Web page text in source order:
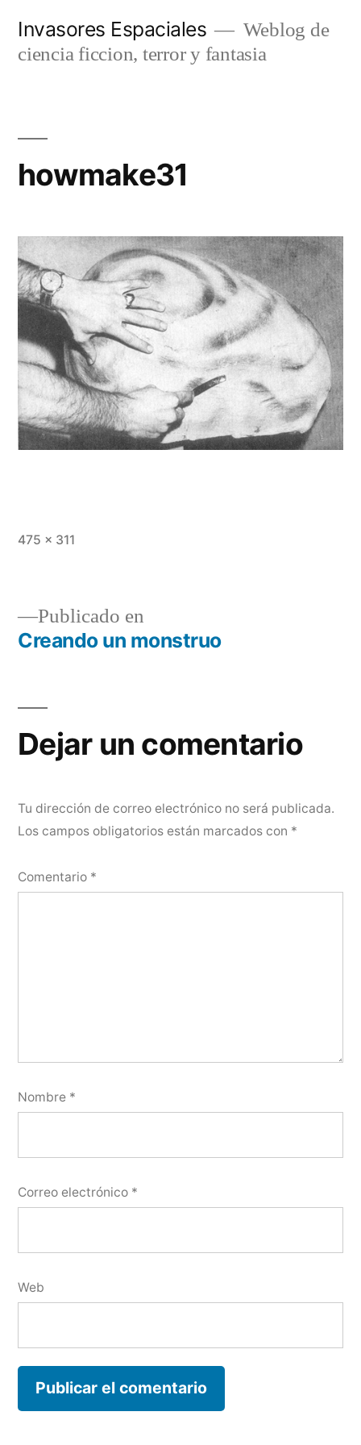
Invasores Espaciales
Weblog de
ciencia ficcion, terror y fantasia
howmake31
Tamaño
475 × 311
Navegación
entradas
Publicado en
Creando un monstruo
Dejar un comentario
Tu dirección de correo electrónico no será publicada.
Los campos obligatorios están marcados con *
Comentario *
Nombre *
Correo electrónico *
Web